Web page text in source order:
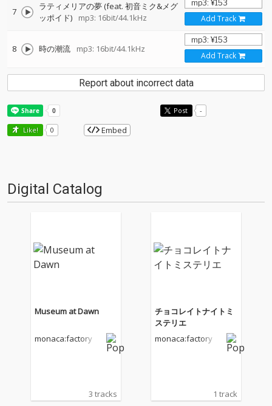
7
ラティメリアの夢 (feat. 初音ミク&メグ
ッポイド)
mp3: 16bit/44.1kHz Add Track
8 時の潮流 mp3: 16bit/44.1kHz
Add Track
Report about incorrect data
Post -
Like! 0 Embed
Digital Catalog
Museum at Dawn
monaca:factory
3 tracks
チョコレイトナイトミ
ステリエ
monaca:factory
1 track